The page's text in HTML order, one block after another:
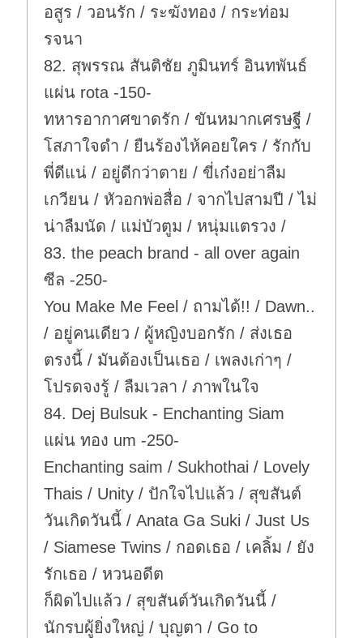
อสูร / วอนรัก / ระฆังทอง / กระท่อม
รจนา
82. สุพรรณ สันติชัย ภูมินทร์ อินทพันธ์
แผ่น rota -150-
ทหารอากาศขาดรัก / ขันหมากเศรษฐี /
โสภาใจดำ / ยืนร้องไห้คอยใคร / รักกับ
พี่ดีแน่ / อยู่ดีกว่าตาย / ขี่เก๋งอย่าลืม
เกวียน / หัวอกพ่อสื่อ / จากไปสามปี / ไม่
น่าลืมนัด / แม่บัวตูม / หนุ่มแตรวง /
83. the peach brand - all over again
ซีล -250-
You Make Me Feel / ถามได้!! / Dawn..
/ อยู่คนเดียว / ผู้หญิงบอกรัก / ส่งเธอ
ตรงนี้ / มันต้องเป็นเธอ / เพลงเก่าๆ /
โปรดจงรู้ / ลืมเวลา / ภาพในใจ
84. Dej Bulsuk - Enchanting Siam
แผ่น ทอง um -250-
Enchanting saim / Sukhothai / Lovely
Thais / Unity / ปักใจไปแล้ว / สุขสันต์
วันเกิดวันนี้ / Anata Ga Suki / Just Us
/ Siamese Twins / กอดเธอ / เคลิ้ม / ยัง
รักเธอ / หวนอดีต
ก็ผิดไปแล้ว / สุขสันต์วันเกิดวันนี้ /
นักรบผู้ยิ่งใหญ่ / บุญตา / Go to